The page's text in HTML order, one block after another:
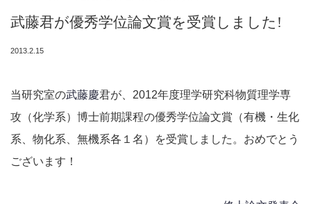
武藤君が優秀学位論文賞を受賞しました!
2013.2.15
当研究室の武藤慶君が、2012年度理学研究科物質理学専
攻（化学系）博士前期課程の優秀学位論文賞（有機・生化
系、物化系、無機系各１名）を受賞しました。おめでとう
ございます！